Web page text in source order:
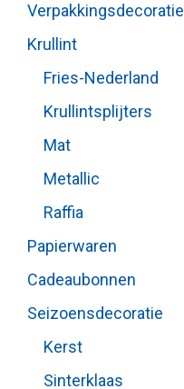
Verpakkingsdecoratie
Krullint
Fries-Nederland
Krullintsplijters
Mat
Metallic
Raffia
Papierwaren
Cadeaubonnen
Seizoensdecoratie
Kerst
Sinterklaas